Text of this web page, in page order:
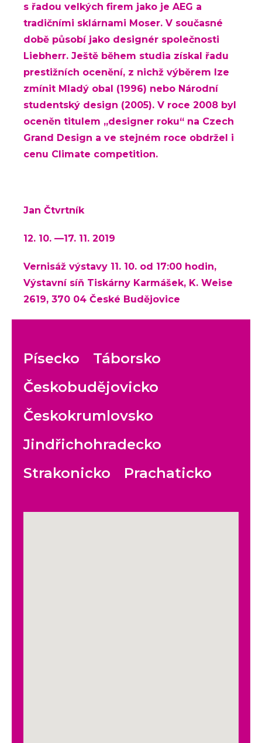
s řadou velkých firem jako je AEG a
tradičními sklárnami Moser. V současné
době působí jako designér společnosti
Liebherr. Ještě během studia získal řadu
prestižních ocenění, z nichž výběrem lze
zmínit Mladý obal (1996) nebo Národní
studentský design (2005). V roce 2008 byl
oceněn titulem „designer roku“ na Czech
Grand Design a ve stejném roce obdržel i
cenu Climate competition.
Jan Čtvrtník
12. 10. —17. 11. 2019
Vernisáž výstavy 11. 10. od 17:00 hodin,
Výstavní síň Tiskárny Karmášek, K. Weise
2619, 370 04 České Budějovice
Písecko
Táborsko
Českobudějovicko
Českokrumlovsko
Jindřichohradecko
Strakonicko
Prachaticko